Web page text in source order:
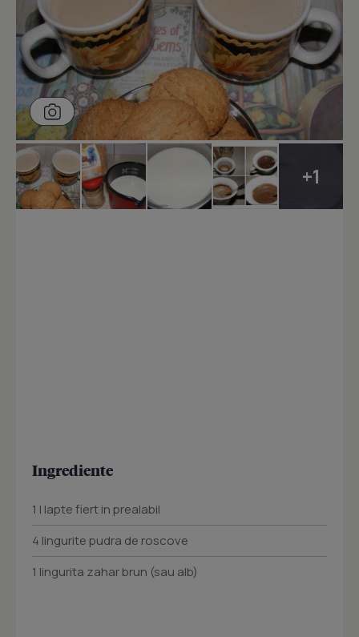
+1
Ingrediente
1 l lapte fiert in prealabil
4 lingurite pudra de roscove
1 lingurita zahar brun (sau alb)